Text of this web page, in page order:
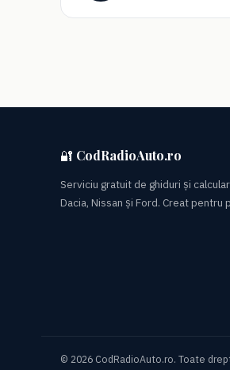
🔐 CodRadioAuto.ro
Serviciu gratuit de ghiduri și
Dacia, Nissan și Ford. Creat pentru
© 2026 CodRadioAuto.ro. Toate